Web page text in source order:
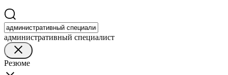
административный специалист
Резюме